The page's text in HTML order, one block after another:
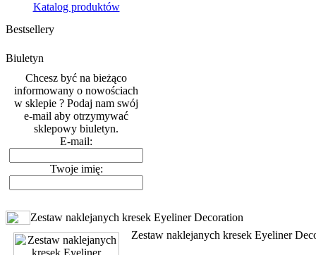
Katalog produktów
Bestsellery
Biuletyn
Chcesz być na bieżąco
informowany o nowościach
w sklepie ? Podaj nam swój
e-mail aby otrzymywać
sklepowy biuletyn.
E-mail:
Twoje imię:
Zestaw naklejanych kresek Eyeliner Decoration
Zestaw naklejanych kresek Eyeliner